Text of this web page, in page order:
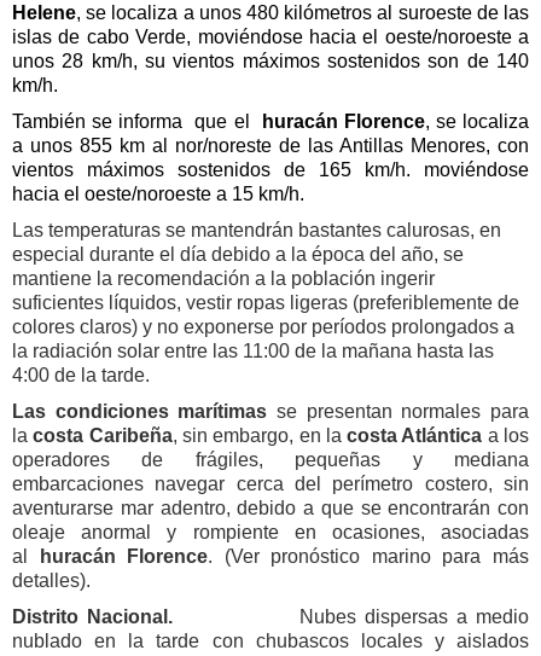
Helene, se localiza a unos 480 kilómetros al suroeste de las
islas de cabo Verde, moviéndose hacia el oeste/noroeste a
unos 28 km/h, su vientos máximos sostenidos son de 140
km/h.
También se informa
que el huracán Florence, se localiza
a unos 855 km al nor/noreste de las Antillas Menores, con
vientos máximos sostenidos
de 165 km/h. moviéndose
hacia el oeste/noroeste a 15 km/h.
Las temperaturas se mantendrán bastantes calurosas, en
especial durante el día debido a la época del año, se
mantiene la recomendación a la población ingerir
suficientes líquidos, vestir ropas ligeras (preferiblemente de
colores claros) y no exponerse por períodos prolongados a
la radiación solar entre las 11:00 de la mañana hasta las
4:00 de la tarde.
Las condiciones marítimas se presentan normales para
lacosta Caribeña, sin embargo, en lacosta Atlántica a los
operadores de frágiles, pequeñas y mediana
embarcaciones navegar cerca del perímetro costero, sin
aventurarse mar adentro, debido a que se encontrarán con
oleaje anormal y rompiente en ocasiones, asociadas
al
huracán Florence. (Ver pronóstico marino para más
detalles).
Distrito Nacional.
Nubes dispersas a medio
nublado en la tarde con chubascos locales y aislados